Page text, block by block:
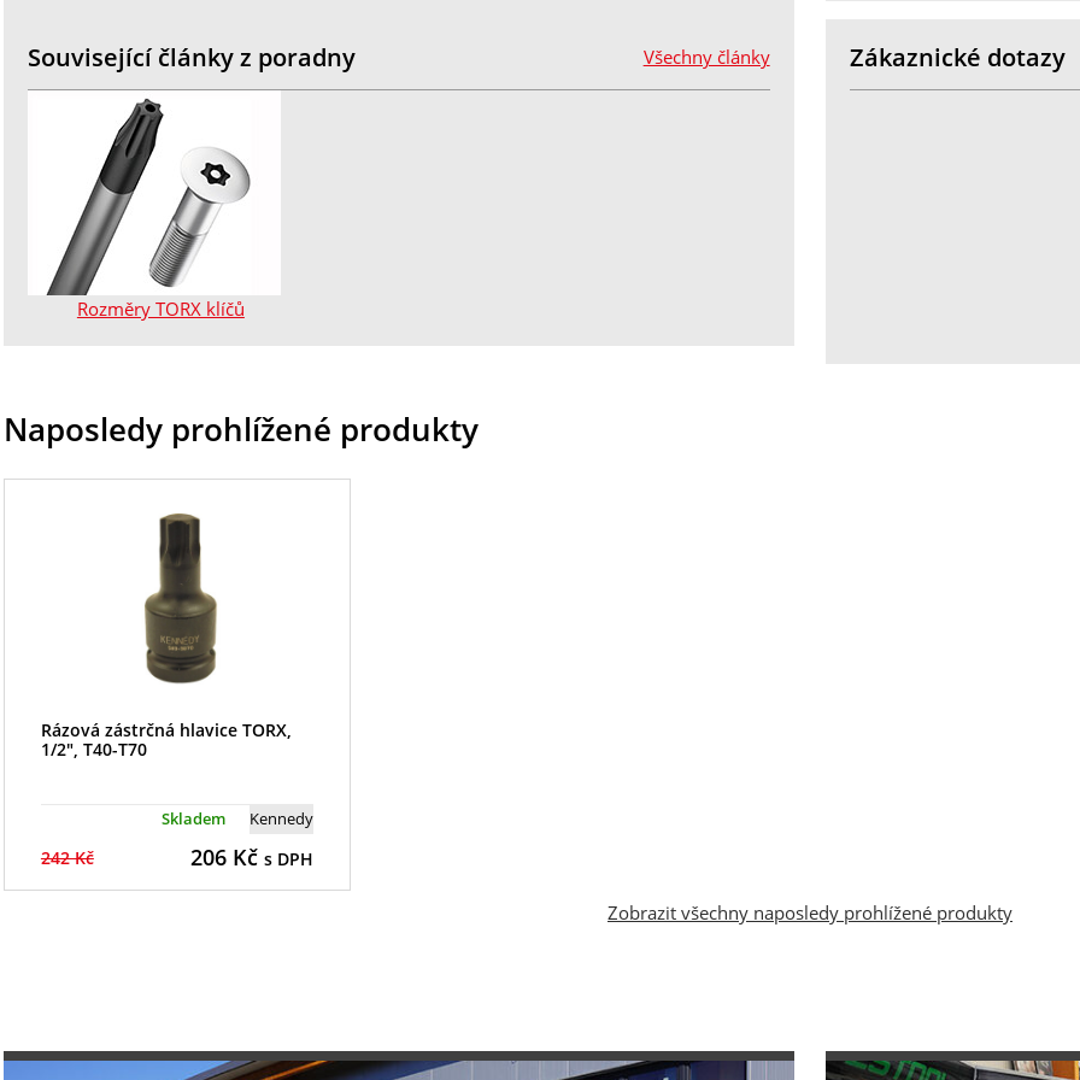
Všechny články
Související články z poradny
Rozměry TORX klíčů
Zákaznické dotazy
Naposledy prohlížené produkty
Rázová zástrčná hlavice TORX,
1/2", T40-T70
Kennedy
Skladem
242 Kč 206Kč s DPH
Zobrazit všechny naposledy prohlížené produkty